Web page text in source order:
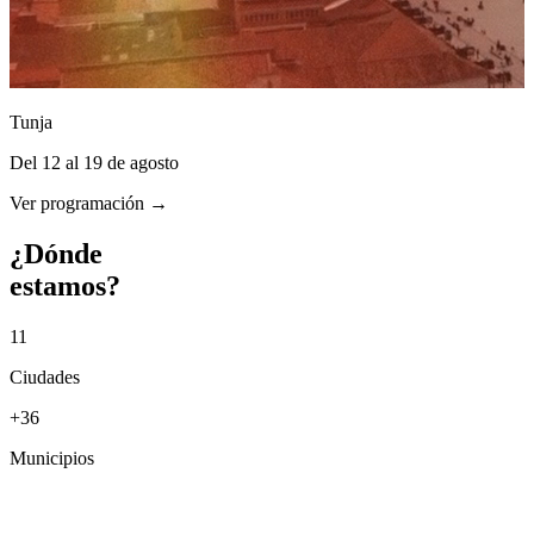
Tunja
Del 12 al 19 de agosto
Ver programación →
¿Dónde
estamos?
11
Ciudades
+36
Municipios